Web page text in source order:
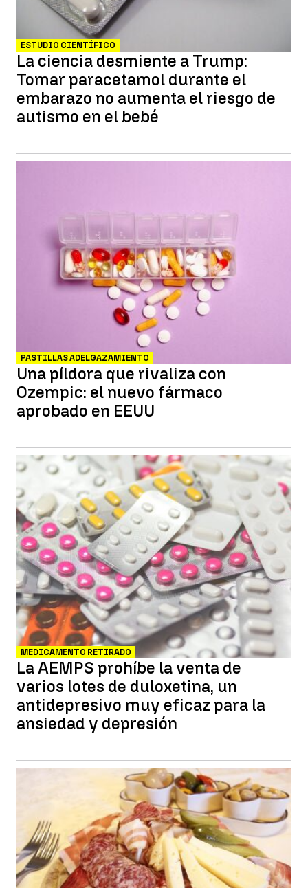
ESTUDIO CIENTÍFICO
La ciencia desmiente a Trump:
Tomar paracetamol durante el
embarazo no aumenta el riesgo de
autismo en el bebé
PASTILLAS ADELGAZAMIENTO
Una píldora que rivaliza con
Ozempic: el nuevo fármaco
aprobado en EEUU
MEDICAMENTO RETIRADO
La AEMPS prohíbe la venta de
varios lotes de duloxetina, un
antidepresivo muy eficaz para la
ansiedad y depresión